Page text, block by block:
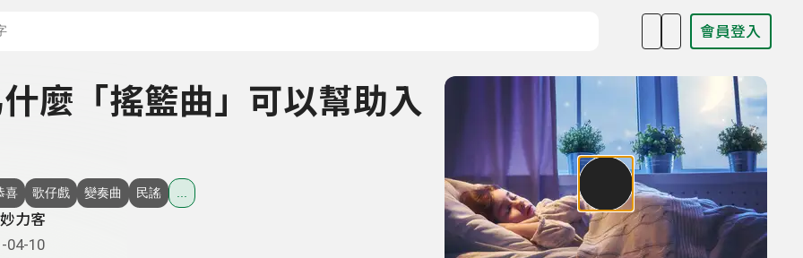
會員登入
麼「搖籃曲」可以幫助入
喜 歌仔戲 變奏曲 民謠
力客
04-10